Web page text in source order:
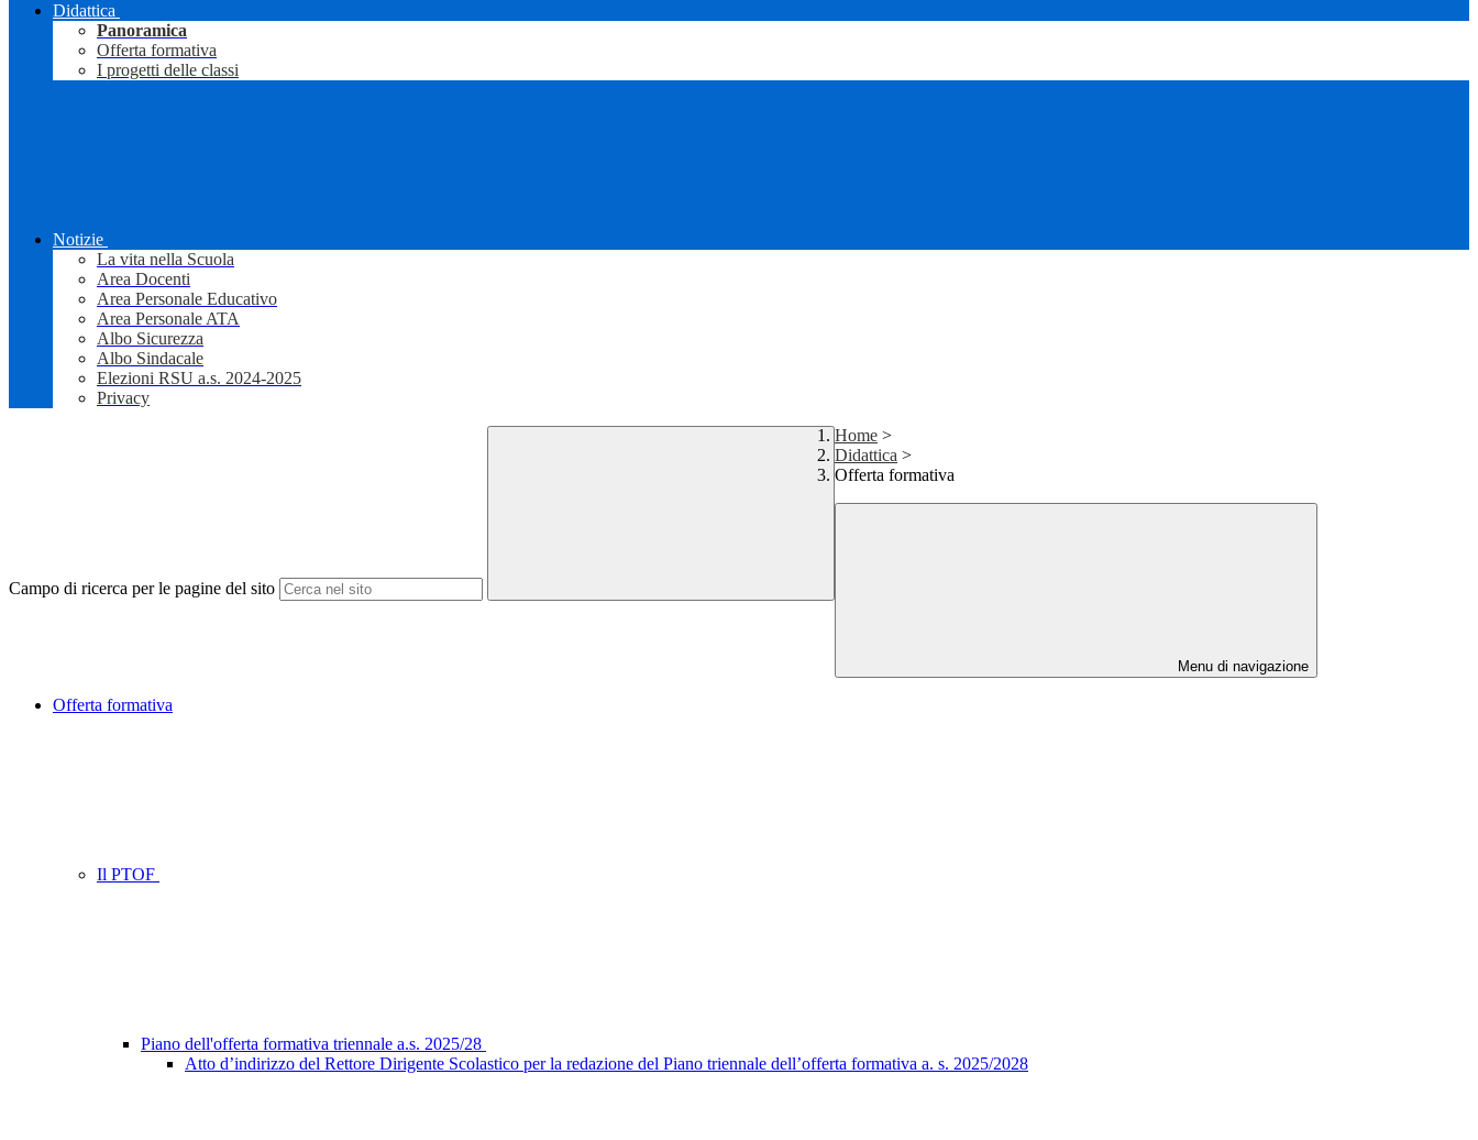
Didattica
Panoramica
Offerta formativa
I progetti delle classi
Notizie
La vita nella Scuola
Area Docenti
Area Personale Educativo
Area Personale ATA
Albo Sicurezza
Albo Sindacale
Elezioni RSU a.s. 2024-2025
Privacy
Campo di ricerca per le pagine del sito
Home >
Didattica >
Offerta formativa
Menu di navigazione
Offerta formativa
Il PTOF
Piano dell'offerta formativa triennale a.s. 2025/28
Atto d’indirizzo del Rettore Dirigente Scolastico per la redazione del Piano triennale dell’offerta formativa a. s. 2025/2028